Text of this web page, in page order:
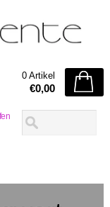
0 Artikel
€0,00